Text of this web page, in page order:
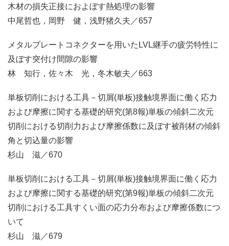
木材の損失正接におよぼす熱処理の影響
中尾哲也，岡野 健，浅野猪久夫／657
メタルプレートコネクターを用いたLVL継手の疲労特性に
及ぼす突付け間隙の影響
林 知行，佐々木 光，冬木敏夫／663
単板切削における工具－切屑(単板)接触境界面に働く応力
および摩擦に関する基礎的研究(第8報)単板の傾斜二次元
切削における切削力および摩擦係数に及ぼす被削材の傾斜
角と切込量の影響
杉山 滋／670
単板切削における工具－切屑(単板)接触境界面に働く応力
および摩擦に関する基礎的研究(第9報)単板の傾斜二次元
切削における工具すくい面の応力分布および摩擦係数につ
いて
杉山 滋／679